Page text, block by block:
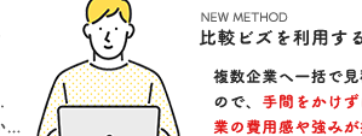
事務所特色
ノウハウが充実
開業年